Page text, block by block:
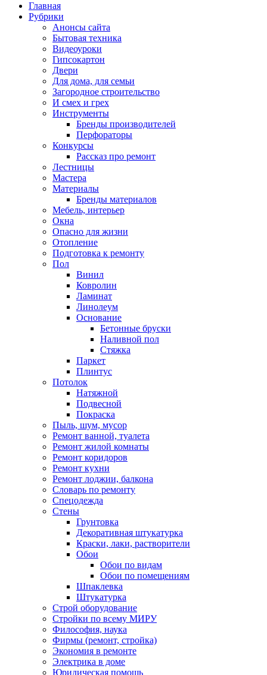
Главная
Рубрики
Анонсы сайта
Бытовая техника
Видеоуроки
Гипсокартон
Двери
Для дома, для семьи
Загородное строительство
И смех и грех
Инструменты
Бренды производителей
Перфораторы
Конкурсы
Рассказ про ремонт
Лестницы
Мастера
Материалы
Бренды материалов
Мебель, интерьер
Окна
Опасно для жизни
Отопление
Подготовка к ремонту
Пол
Винил
Ковролин
Ламинат
Линолеум
Основание
Бетонные бруски
Наливной пол
Стяжка
Паркет
Плинтус
Потолок
Натяжной
Подвесной
Покраска
Пыль, шум, мусор
Ремонт ванной, туалета
Ремонт жилой комнаты
Ремонт коридоров
Ремонт кухни
Ремонт лоджии, балкона
Словарь по ремонту
Спецодежда
Стены
Грунтовка
Декоративная штукатурка
Краски, лаки, растворители
Обои
Обои по видам
Обои по помещениям
Шпаклевка
Штукатурка
Строй оборудование
Стройки по всему МИРУ
Философия, наука
Фирмы (ремонт, стройка)
Экономия в ремонте
Электрика в доме
Юридическая помощь